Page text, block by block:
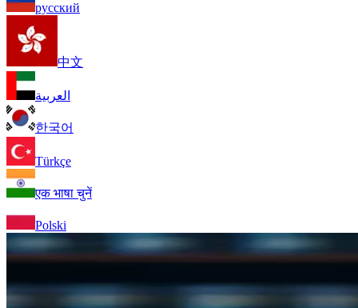
русский
中文
العربية
한국어
Türkçe
एक भाषा चुनें
Polski